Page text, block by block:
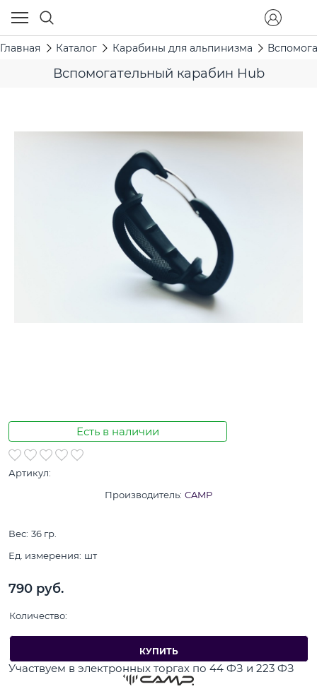
Главная Каталог Карабины для альпинизма
Вспомогательный карабин Hub
Есть в наличии
Артикул:
Производитель: CAMP
Вес: 36 гр.
Ед. измерения: шт
790 руб.
Количество:
КУПИТЬ
Участвуем в электронных торгах по 44 ФЗ и 223 ФЗ